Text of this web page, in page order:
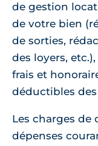
de gestion
de votre bien
de sorties,
des loyers,
frais et
déductibles
Les charges de
dépenses